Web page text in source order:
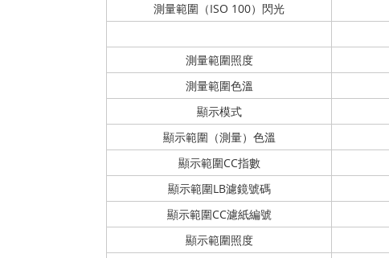
測量範圍（ISO 100）閃光
測量範圍照度
測量範圍色溫
顯示模式
顯示範圍（測量）色溫
顯示範圍CC指數
顯示範圍LB濾鏡號碼
顯示範圍CC濾紙編號
顯示範圍照度